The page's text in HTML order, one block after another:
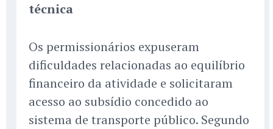
técnica
Os permissionários expuseram
dificuldades relacionadas ao equilíbrio
financeiro da atividade e solicitaram
acesso ao subsídio concedido ao
sistema de transporte público. Segundo